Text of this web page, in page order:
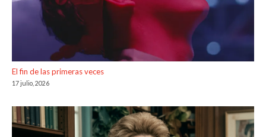
El fin de las primeras veces
17 julio, 2026